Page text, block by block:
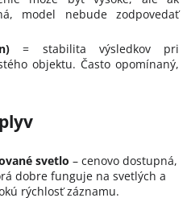
model nebude zodpovedať
= stabilita výsledkov pri
objektu. Často opomínaný,
svetlo – cenovo dostupná,
dobre funguje na svetlých a
rýchlosť záznamu.